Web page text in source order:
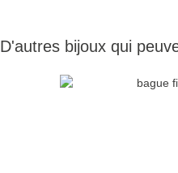
D'autres bijoux qui